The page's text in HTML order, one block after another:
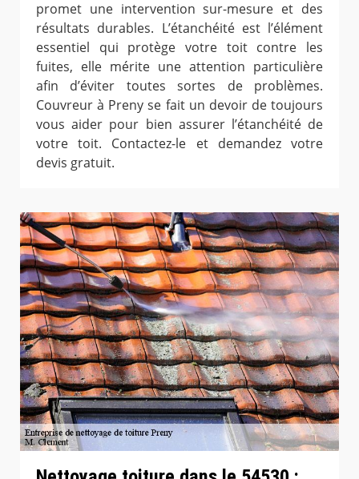
promet une intervention sur-mesure et des
résultats durables. L’étanchéité est l’élément
essentiel qui protège votre toit contre les
fuites, elle mérite une attention particulière
afin d’éviter toutes sortes de problèmes.
Couvreur à Preny se fait un devoir de toujours
vous aider pour bien assurer l’étanchéité de
votre toit. Contactez-le et demandez votre
devis gratuit.